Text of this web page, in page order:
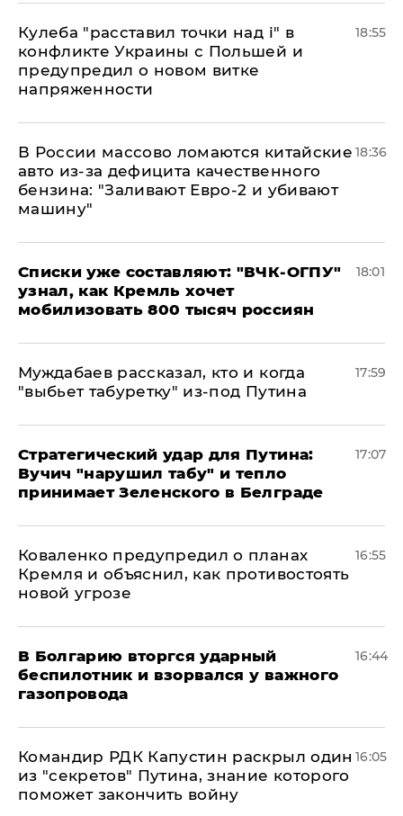
Кулеба "расставил точки над і" в
конфликте Украины с Польшей и
предупредил о новом витке
напряженности
18:55
В России массово ломаются китайские
авто из-за дефицита качественного
бензина: "Заливают Евро-2 и убивают
машину"
18:36
Списки уже составляют: "ВЧК-ОГПУ"
узнал, как Кремль хочет
мобилизовать 800 тысяч россиян
18:01
Муждабаев рассказал, кто и когда
"выбьет табуретку" из-под Путина
17:59
Стратегический удар для Путина:
Вучич "нарушил табу" и тепло
принимает Зеленского в Белграде
17:07
Коваленко предупредил о планах
Кремля и объяснил, как противостоять
новой угрозе
16:55
В Болгарию вторгся ударный
беспилотник и взорвался у важного
газопровода
16:44
Командир РДК Капустин раскрыл один
из "секретов" Путина, знание которого
поможет закончить войну
16:05